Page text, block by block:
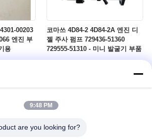
00203
엔진 부
용
코마쓰 4D84-2 4D84-2A 엔진 디
젤 주사 펌프 729436-51360
729555-51310 - 미니 발굴기 부품
9:48 PM
are you looking for?